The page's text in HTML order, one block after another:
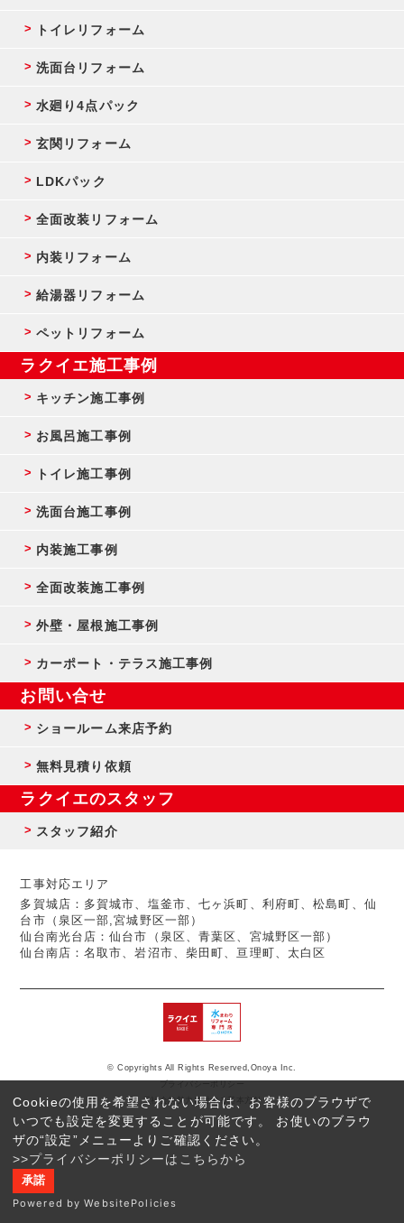
Cookieの使用を希望されない場合は、お客様のブラウザで
いつでも設定を変更することが可能です。 お使いのブラウ
ザの“設定”メニューよりご確認ください。
>>プライバシーポリシーはこちらから
承諾
Powered by WebsitePolicies
反社会的勢力に対する基本方針
© Copyrights All Rights Reserved,Onoya Inc.
トイレリフォーム
洗面台リフォーム
水廻り4点パック
玄関リフォーム
LDKパック
全面改装リフォーム
内装リフォーム
給湯器リフォーム
ペットリフォーム
ラクイエ施工事例
キッチン施工事例
お風呂施工事例
トイレ施工事例
洗面台施工事例
内装施工事例
全面改装施工事例
外壁・屋根施工事例
カーポート・テラス施工事例
お問い合せ
ショールーム来店予約
無料見積り依頼
ラクイエのスタッフ
スタッフ紹介
工事対応エリア
多賀城店：多賀城市、塩釜市、七ヶ浜町、利府町、松島町、仙
台市（泉区一部,宮城野区一部）
仙台南光台店：仙台市（泉区、青葉区、宮城野区一部）
仙台南店：名取市、岩沼市、柴田町、亘理町、太白区